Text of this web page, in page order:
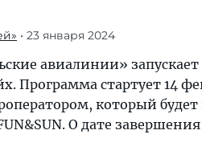
• 23 января 2024
авиалинии»
стартует 14
который будет
О дате